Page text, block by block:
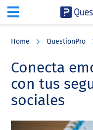
content
sidebar
Home QuestionPro
Conecta
con tus
sociales